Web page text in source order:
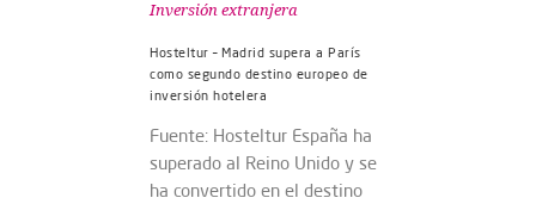
Inversión extranjera
Hosteltur – Madrid supera a París
como segundo destino europeo de
inversión hotelera
Fuente: Hosteltur España ha
superado al Reino Unido y se
ha convertido en el destino